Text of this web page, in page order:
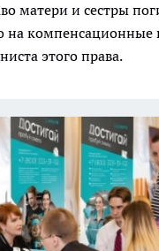
матери и сестры
на компенсационные
этого права.